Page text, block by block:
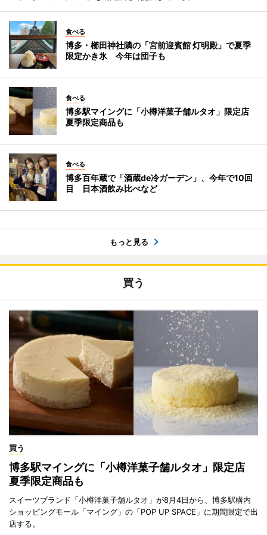
食べる
博多・櫛田神社隣の「宮前迎賓館 灯明殿」で夏季
限定かき氷 今年は団子も
食べる
博多駅マイングに「小樽洋菓子舗ルタオ」限定店
夏季限定商品も
食べる
博多百年蔵で「酒蔵de冷ガーデン」、今年で10回
目 日本酒飲み比べなど
もっと見る
買う
買う
博多駅マイングに「小樽洋菓子舗ルタオ」限定店
夏季限定商品も
スイーツブランド「小樽洋菓子舗ルタオ」が8月4日から、博多駅構内
ショッピングモール「マイング」の「POP UP SPACE」に期間限定で出
店する。